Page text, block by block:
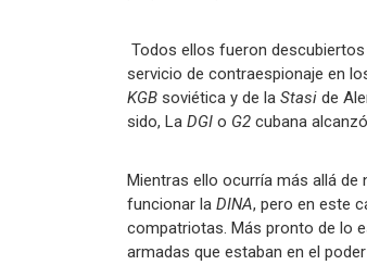
Todos ellos fueron
servicio de contraespionaje en
KGB soviética y de la Stasi de
sido, La DGI o G2 cubana
Mientras ello ocurría más allá
funcionar la DINA, pero en este
compatriotas. Más pronto de lo
armadas que estaban en el